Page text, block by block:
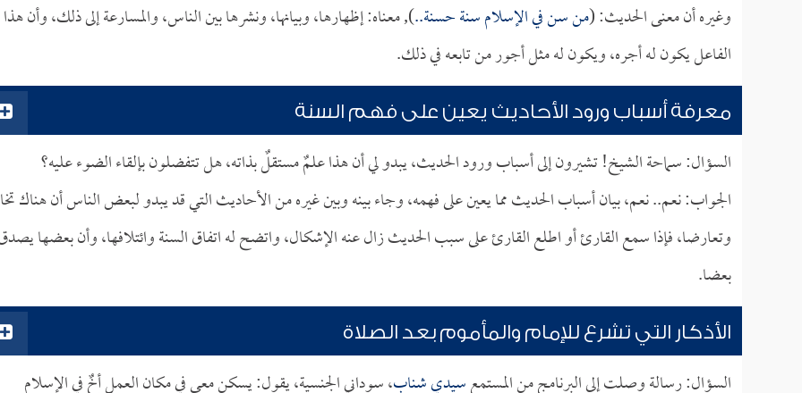
وغيره أن معنى الحديث: (من سن في الإسلام سنة حسنة..), معناه: إظهارها، وبيانها، ونشرها بين الناس، والمسارعة إلى ذلك، وأن هذا
الفاعل يكون له أجره، ويكون له مثل أجور من تابعه في ذلك.
معرفة أسباب ورود الأحاديث يعين على فهم السنة
السؤال: سماحة الشيخ! تشيرون إلى أسباب ورود الحديث، يبدو لي أن هذا علمٌ مستقلٌ بذاته، هل تتفضلون بإلقاء الضوء عليه؟
الجواب: نعم.. نعم، بيان أسباب الحديث مما يعين على فهمه، وجاء بينه وبين غيره من الأحاديث التي قد يبدو لبعض الناس أن هناك
وتعارضا، فإذا سمع القارئ أو اطلع القارئ على سبب الحديث زال عنه الإشكال، واتضح له اتفاق السنة وائتلافها، وأن بعضها
بعضا.
الأذكار التي تشرع للإمام والمأموم بعد الصلاة
السؤال: رسالة وصلت إلى البرنامج من المستمعسيدي شناب، سوداني الجنسية، يقول: يسكن معي في مكان العمل أخٌ في الإسلام